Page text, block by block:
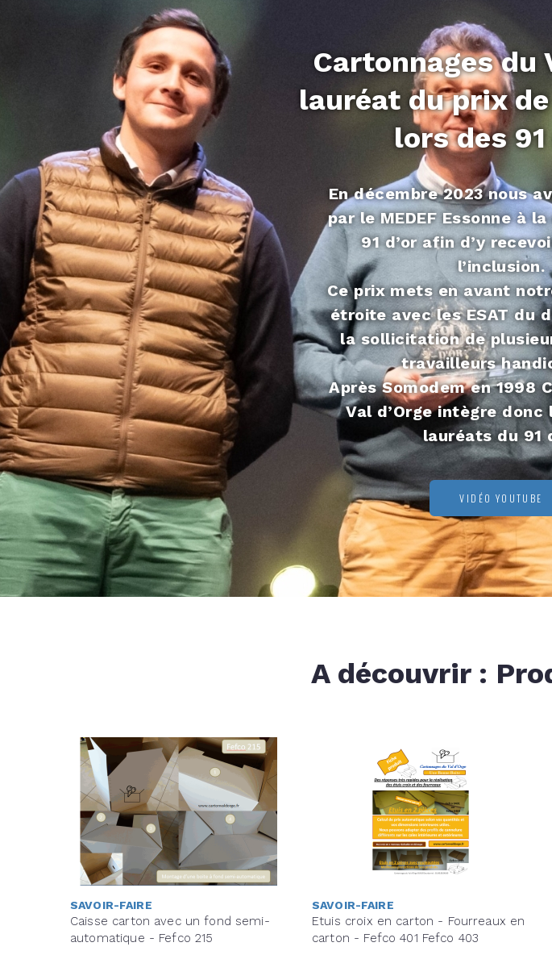
Cartonnages du
lauréat du prix
lors des 91
En décembre 2023 nous
par le MEDEF Essonne à
91 d’or afin d’y
l’inclusion.
Ce prix mets en avant
étroite avec les ESAT du
la sollicitation de
travailleurs
Après Somodem en 1998
Val d’Orge intègre
lauréats du 91
VIDÉO YOUTUBE
A découvrir :
SAVOIR-FAIRE
Caisse carton avec un fond semi-
automatique - Fefco 215
SAVOIR-FAIRE
Etuis croix en carton - Fourreaux en
carton - Fefco 401 Fefco 403